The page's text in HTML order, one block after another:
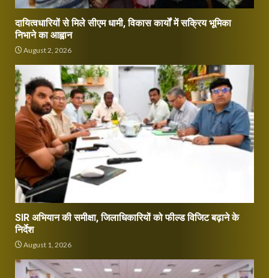
दायित्वधारियों से मिले सीएम धामी, विकास कार्यों में सक्रिय भूमिका
निभाने का आह्वान
August 2, 2026
SIR अभियान की समीक्षा, जिलाधिकारियों को फील्ड विजिट बढ़ाने के
निर्देश
August 1, 2026